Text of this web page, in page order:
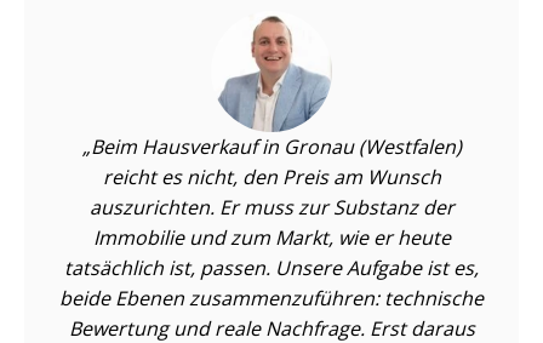
Beim Hausverkauf in Gronau (Westfalen)
reicht es nicht, den Preis am Wunsch
auszurichten. Er muss zur Substanz der
Immobilie und zum Markt, wie er heute
tatsächlich ist, passen. Unsere Aufgabe ist es,
beide Ebenen zu­sam­men­zu­füh­ren: technische
Bewertung und reale Nachfrage. Erst daraus